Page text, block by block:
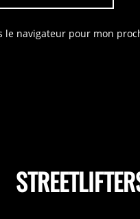
navigateur pour mon